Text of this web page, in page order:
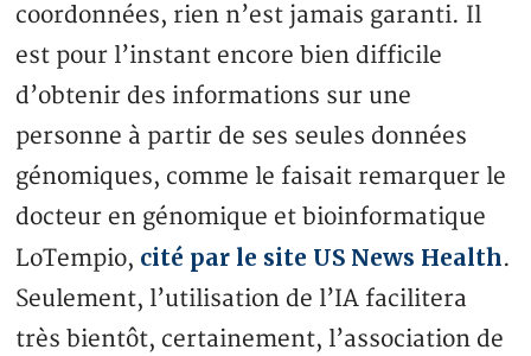
coordonnées, rien n’est jamais garanti. Il
est pour l’instant encore bien difficile
d’obtenir des informations sur une
personne à partir de ses seules données
génomiques, comme le faisait remarquer le
docteur en génomique et bioinformatique
LoTempio, cité par le site US News Health.
Seulement, l’utilisation de l’IA facilitera
très bientôt, certainement, l’association de